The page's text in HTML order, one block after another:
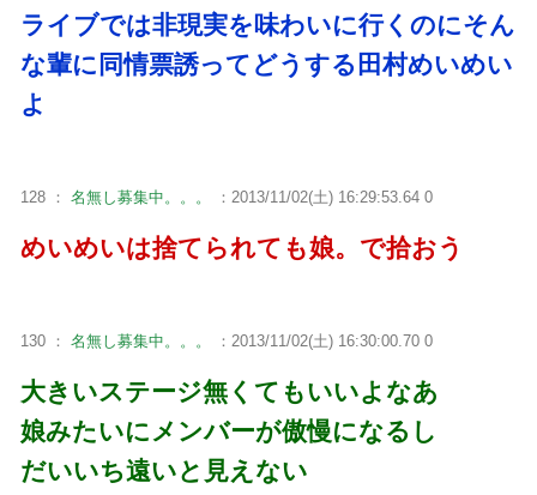
ライブでは非現実を味わいに行くのにそん
な輩に同情票誘ってどうする田村めいめい
よ
128 ： 名無し募集中。。。 ：2013/11/02(土) 16:29:53.64 0
めいめいは捨てられても娘。で拾おう
130 ： 名無し募集中。。。 ：2013/11/02(土) 16:30:00.70 0
大きいステージ無くてもいいよなあ
娘みたいにメンバーが傲慢になるし
だいいち遠いと見えない